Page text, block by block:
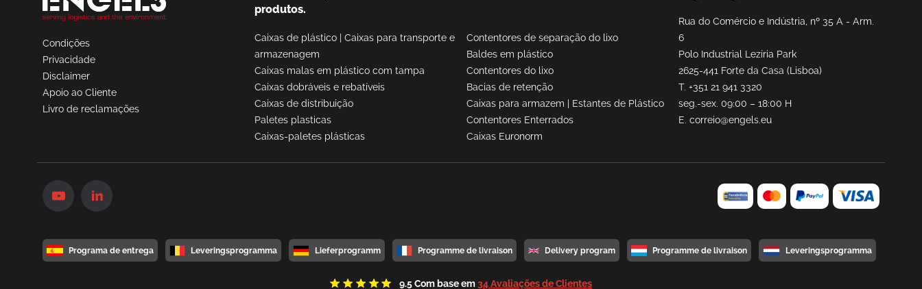
Condições
Privacidade
Disclaimer
Apoio ao Cliente
Livro de reclamações
produtos.
Caixas de plástico |Caixas para transporte e
armazenagem
Caixas malas em plástico com tampa
Caixas dobráveis e rebatíveis
Caixas de distribuição
Paletes plasticas
Caixas-paletes plásticas
Contentores de separação do lixo
Baldes em plástico
Contentores do lixo
Bacias de retenção
Caixas para armazem
Estantes de Plástico
Contentores Enterrados
Caixas Euronorm
Rua do Comércio e Indústria, nº 35 A - Arm.
6
Polo Industrial Lezíria Park
2625-441 Forte da Casa (Lisboa)
T.+351 21 941 3320
seg.-sex. 09:00 – 18:00 H
E.correio@engels.eu
Programa de entrega Leveringsprogramma Lieferprogramm Programme de livraison Delivery program Programme de livraison Leveringsprogramma
9.5Com base em34 Avaliações de Clientes